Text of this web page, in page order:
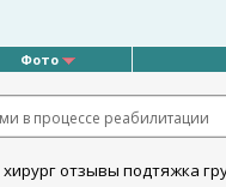
Фото
в процессе реабилитации